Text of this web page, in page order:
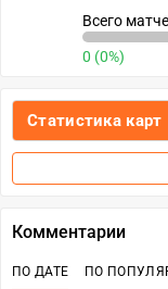
Всего
0 (0%)
Статистика карт
Комментарии
ПО ДАТЕ ПО